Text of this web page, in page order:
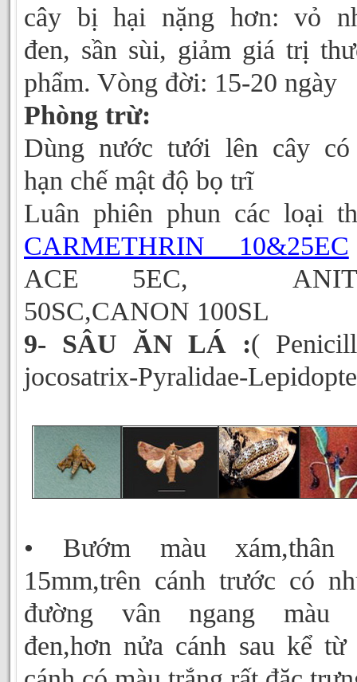
cây bị hại nặng hơn: vỏ
đen, sần sùi, giảm giá trị
phẩm. Vòng đời: 15-20 ngày
Phòng trừ:
Dùng nước tưới lên cây có
hạn chế mật độ bọ trĩ
Luân phiên phun các loại
CARMETHRIN 10&25EC
ACE 5EC,
50SC,CANON 100SL
9- SÂU ĂN LÁ :(
jocosatrix-Pyralidae-
• Bướm màu xám,thân
15mm,trên cánh trước có
đường vân ngang màu
đen,hơn nửa cánh sau kể từ